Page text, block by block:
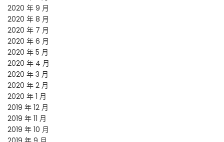
2020 年 9 月
2020 年 8 月
2020 年 7 月
2020 年 6 月
2020 年 5 月
2020 年 4 月
2020 年 3 月
2020 年 2 月
2020 年 1 月
2019 年 12 月
2019 年 11 月
2019 年 10 月